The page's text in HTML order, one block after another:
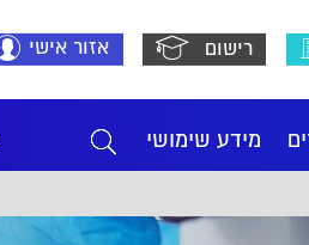
רישום אזור אישי
מידע שימושי